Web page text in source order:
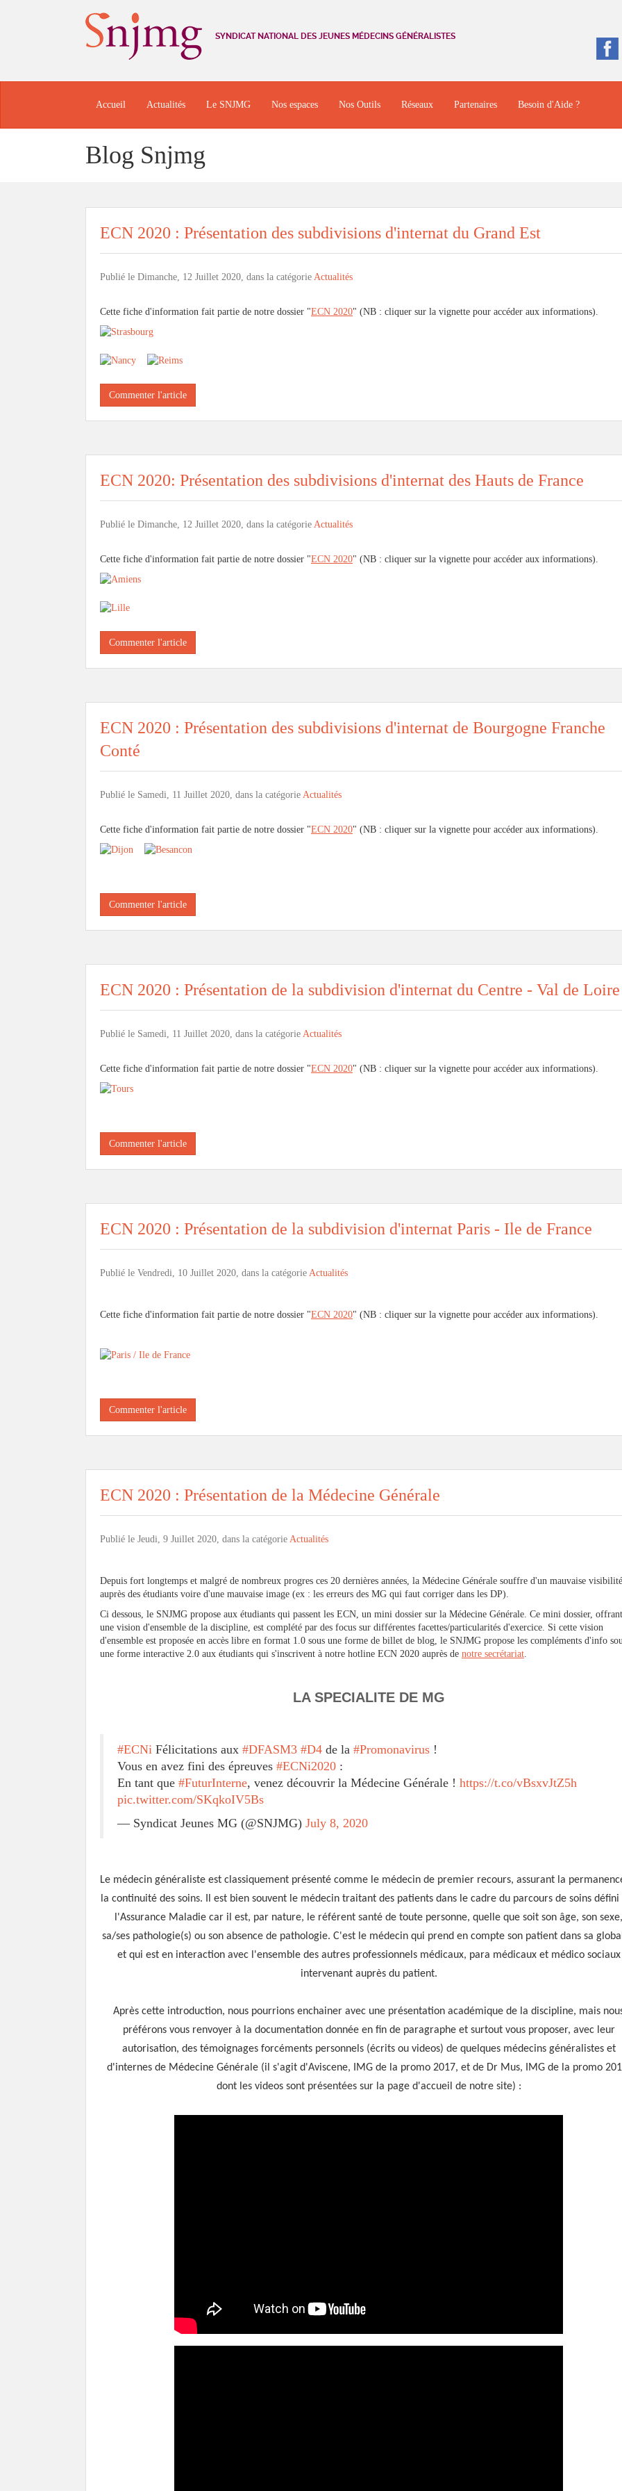
SYNDICAT NATIONAL DES JEUNES MÉDECINS GÉNÉRALISTES
Accueil Actualités Le SNJMG Nos espaces Nos Outils Réseaux Partenaires Besoin d'Aide ?
Blog Snjmg
ECN 2020 : Présentation des subdivisions d'internat du Grand Est
Publié le Dimanche, 12 Juillet 2020, dans la catégorie Actualités
Cette fiche d'information fait partie de notre dossier "ECN 2020" (NB : cliquer sur la vignette pour accéder aux informations).
Commenter l'article
ECN 2020: Présentation des subdivisions d'internat des Hauts de France
Publié le Dimanche, 12 Juillet 2020, dans la catégorie Actualités
Cette fiche d'information fait partie de notre dossier "ECN 2020" (NB : cliquer sur la vignette pour accéder aux informations).
Commenter l'article
ECN 2020 : Présentation des subdivisions d'internat de Bourgogne Franche
Conté
Publié le Samedi, 11 Juillet 2020, dans la catégorie Actualités
Cette fiche d'information fait partie de notre dossier "ECN 2020" (NB : cliquer sur la vignette pour accéder aux informations).
Commenter l'article
ECN 2020 : Présentation de la subdivision d'internat du Centre - Val de Loire
Publié le Samedi, 11 Juillet 2020, dans la catégorie Actualités
Cette fiche d'information fait partie de notre dossier "ECN 2020" (NB : cliquer sur la vignette pour accéder aux informations).
Commenter l'article
ECN 2020 : Présentation de la subdivision d'internat Paris - Ile de France
Publié le Vendredi, 10 Juillet 2020, dans la catégorie Actualités
Cette fiche d'information fait partie de notre dossier "ECN 2020" (NB : cliquer sur la vignette pour accéder aux informations).
Commenter l'article
ECN 2020 : Présentation de la Médecine Générale
Publié le Jeudi, 9 Juillet 2020, dans la catégorie Actualités
Depuis fort longtemps et malgré de nombreux progres ces 20 dernières années, la Médecine Générale souffre d'un mauvaise visibilité
auprès des étudiants voire d'une mauvaise image (ex : les erreurs des MG qui faut corriger dans les DP).
Ci dessous, le SNJMG propose aux étudiants qui passent les ECN, un mini dossier sur la Médecine Générale. Ce mini dossier, offrant
une vision d'ensemble de la discipline, est complété par des focus sur différentes facettes/particularités d'exercice. Si cette vision
d'ensemble est proposée en accès libre en format 1.0 sous une forme de billet de blog, le SNJMG propose les compléments d'info
une forme interactive 2.0 aux étudiants qui s'inscrivent à notre hotline ECN 2020 auprès de notre secrétariat.
LA SPECIALITE DE MG
#ECNi Félicitations aux #DFASM3 #D4 de la #Promonavirus !
Vous en avez fini des épreuves #ECNi2020 :
En tant que #FuturInterne, venez découvrir la Médecine Générale ! https://t.co/vBsxvJtZ5h
pic.twitter.com/SKqkoIV5Bs
— Syndicat Jeunes MG (@SNJMG) July 8, 2020
Le médecin généraliste est classiquement présenté comme le médecin de premier recours, assurant la
la continuité des soins. Il est bien souvent le médecin traitant des patients dans le cadre du parcours de soins défini
l'Assurance Maladie car il est, par nature, le référent santé de toute personne, quelle que soit son âge, son sexe,
sa/ses pathologie(s) ou son absence de pathologie. C'est le médecin qui prend en compte son patient dans sa
et qui est en interaction avec l'ensemble des autres professionnels médicaux, para médicaux et médico sociaux
intervenant auprès du patient.
Après cette introduction, nous pourrions enchainer avec une présentation académique de la discipline, mais
préférons vous renvoyer à la documentation donnée en fin de paragraphe et surtout vous proposer, avec leur
autorisation, des témoignages forcéments personnels (écrits ou videos) de quelques médecins généralistes et
d'internes de Médecine Générale (il s'agit d'Aviscene, IMG de la promo 2017, et de Dr Mus, IMG de la promo
dont les videos sont présentées sur la page d'accueil de notre site) :